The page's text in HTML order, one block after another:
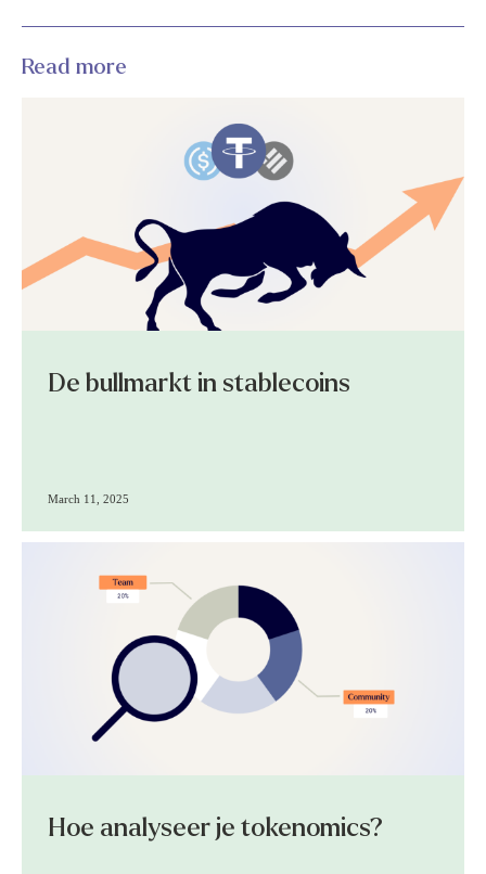
Read more
De bullmarkt in stablecoins
March 11, 2025
Hoe analyseer je tokenomics?